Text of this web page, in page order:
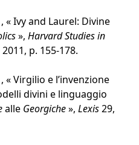
, « Ivy and Laurel: Divine
», Harvard Studies in
2011, p. 155-178.
, « Virgilio e l’invenzione
divini e linguaggio
alle Georgiche», Lexis29,